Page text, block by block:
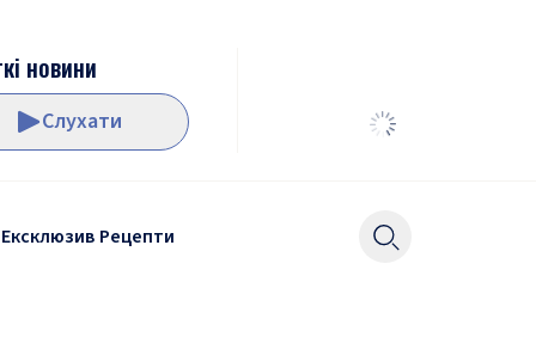
новини
Слухати
Ексклюзив Рецепти